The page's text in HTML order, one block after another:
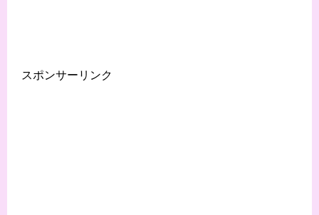
スポンサーリンク